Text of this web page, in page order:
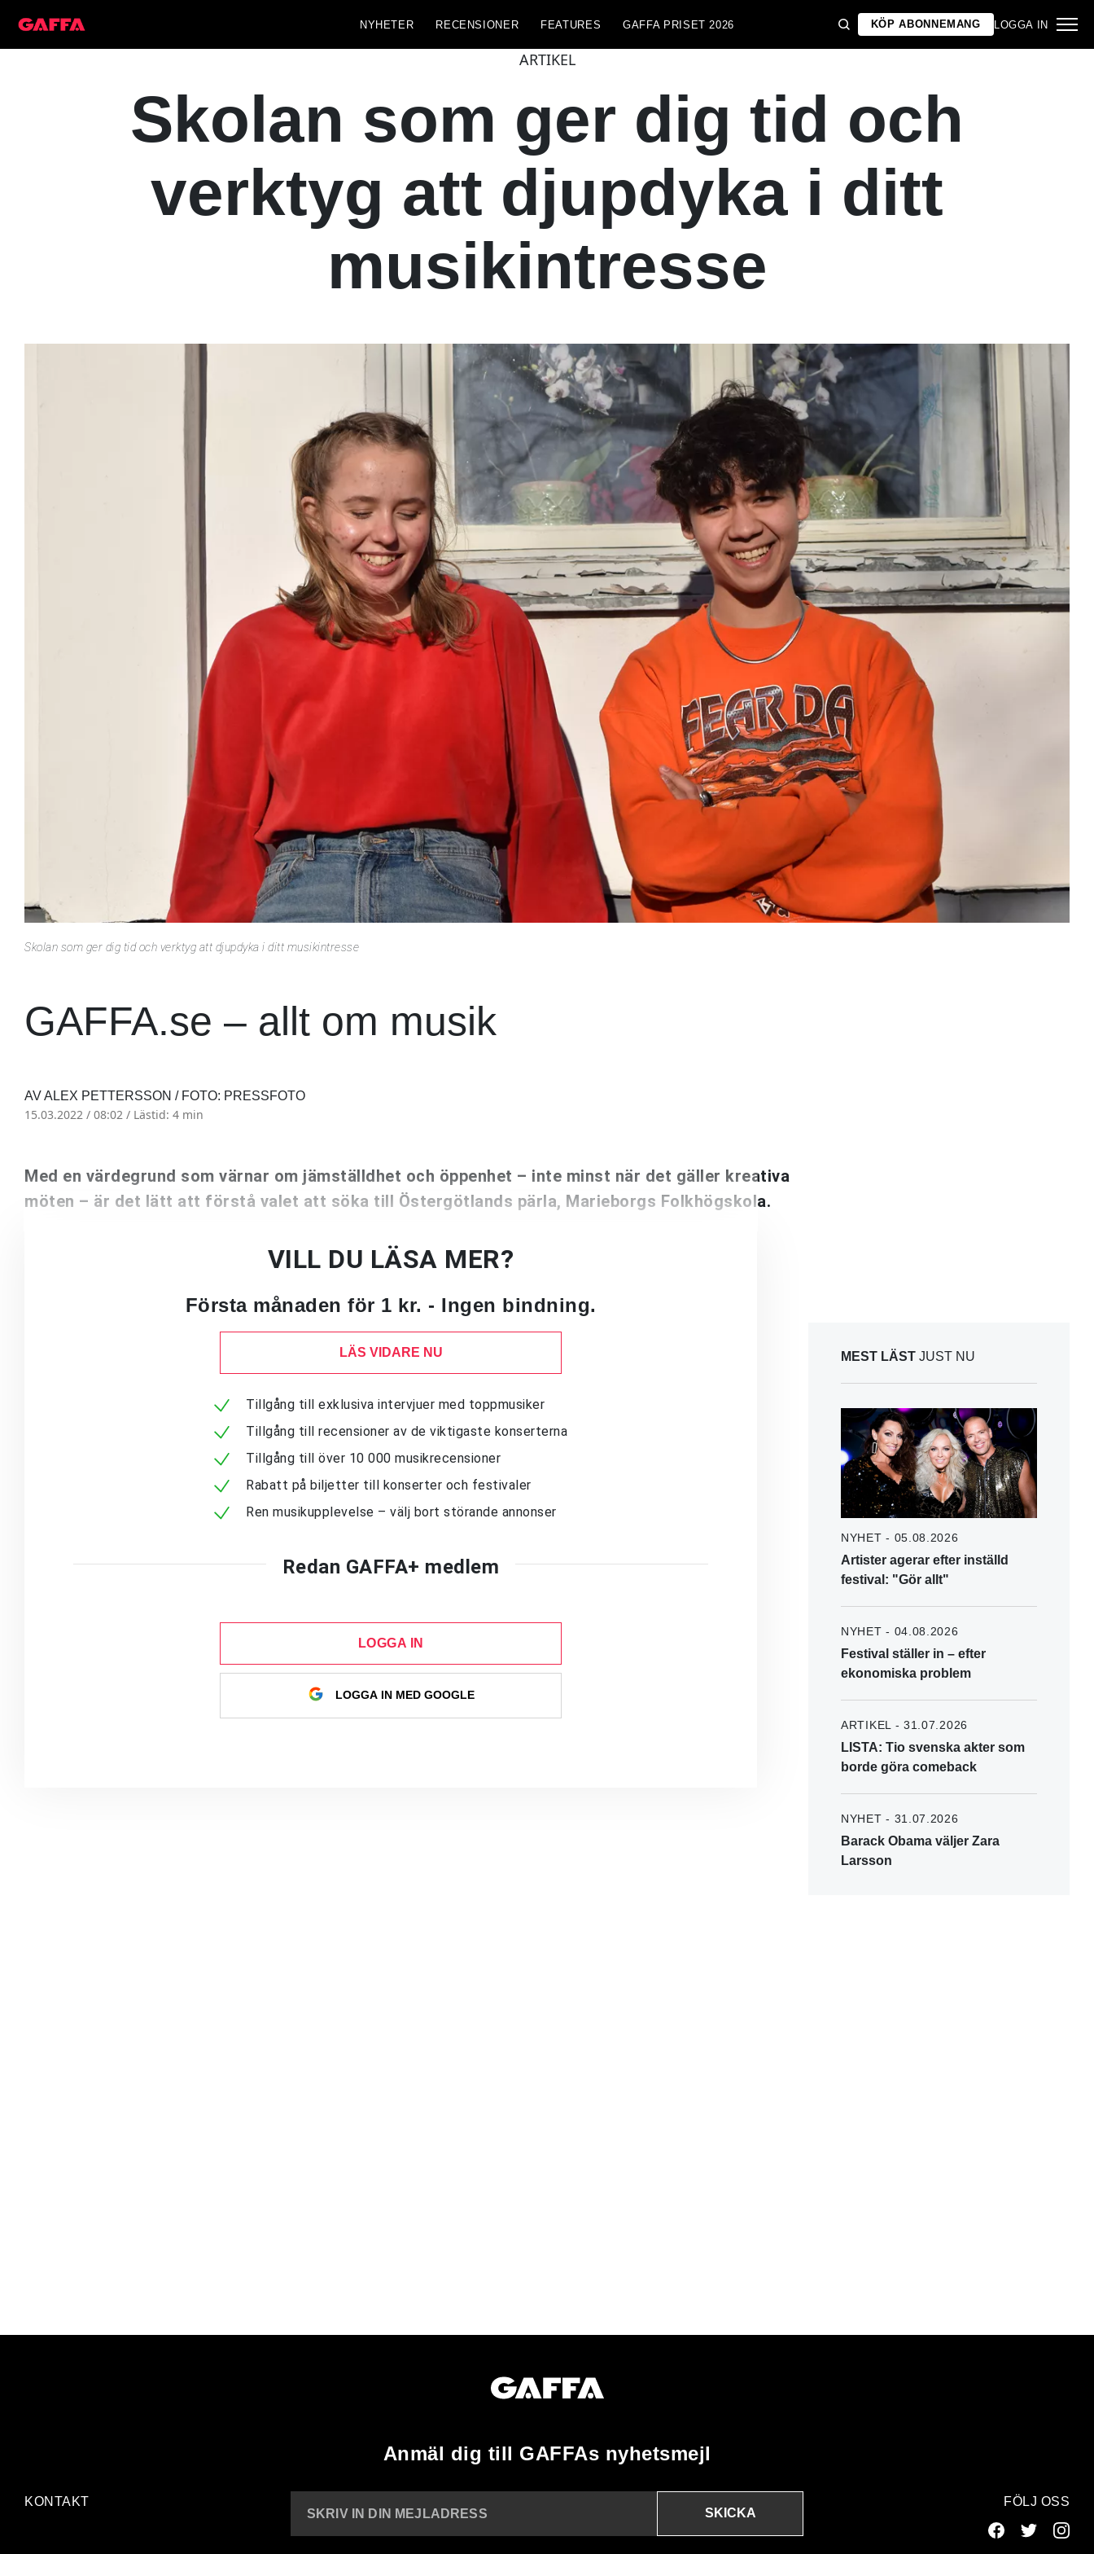
NYHETER RECENSIONER FEATURES GAFFA PRISET 2026 KÖP ABONNEMANG LOGGA IN
ARTIKEL
Skolan som ger dig tid och
verktyg att djupdyka i ditt
musikintresse
Skolan som ger dig tid och verktyg att djupdyka i ditt musikintresse
GAFFA.se – allt om musik
AV ALEX PETTERSSON / FOTO: PRESSFOTO
15.03.2022 / 08:02 / Lästid: 4 min
Med en värdegrund som värnar om jämställdhet och öppenhet – inte minst när det gäller kreativa
möten – är det lätt att förstå valet att söka till Östergötlands pärla, Marieborgs Folkhögskola.
VILL DU LÄSA MER?
Första månaden för 1 kr. - Ingen bindning.
LÄS VIDARE NU
Tillgång till exklusiva intervjuer med toppmusiker
Tillgång till recensioner av de viktigaste konserterna
Tillgång till över 10 000 musikrecensioner
Rabatt på biljetter till konserter och festivaler
Ren musikupplevelse – välj bort störande annonser
Redan GAFFA+ medlem
LOGGA IN
LOGGA IN MED GOOGLE
MEST LÄST JUST NU
NYHET - 05.08.2026
Artister agerar efter inställd
festival: "Gör allt"
NYHET - 04.08.2026
Festival ställer in – efter
ekonomiska problem
ARTIKEL - 31.07.2026
LISTA: Tio svenska akter som
borde göra comeback
NYHET - 31.07.2026
Barack Obama väljer Zara
Larsson
Anmäl dig till GAFFAs nyhetsmejl
KONTAKT
SKRIV IN DIN MEJLADRESS
SKICKA
FÖLJ OSS